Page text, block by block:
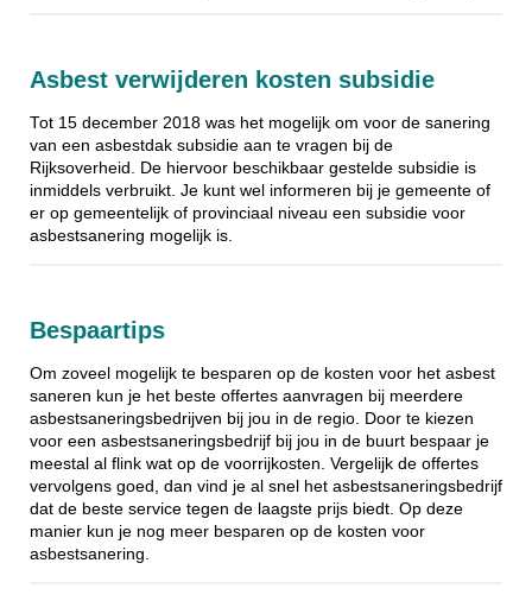
Asbest verwijderen kosten subsidie
Tot 15 december 2018 was het mogelijk om voor de sanering
van een asbestdak subsidie aan te vragen bij de
Rijksoverheid. De hiervoor beschikbaar gestelde subsidie is
inmiddels verbruikt. Je kunt wel informeren bij je gemeente of
er op gemeentelijk of provinciaal niveau een subsidie voor
asbestsanering mogelijk is.
Bespaartips
Om zoveel mogelijk te besparen op de kosten voor het asbest
saneren kun je het beste offertes aanvragen bij meerdere
asbestsaneringsbedrijven bij jou in de regio. Door te kiezen
voor een asbestsaneringsbedrijf bij jou in de buurt bespaar je
meestal al flink wat op de voorrijkosten. Vergelijk de offertes
vervolgens goed, dan vind je al snel het asbestsaneringsbedrijf
dat de beste service tegen de laagste prijs biedt. Op deze
manier kun je nog meer besparen op de kosten voor
asbestsanering.